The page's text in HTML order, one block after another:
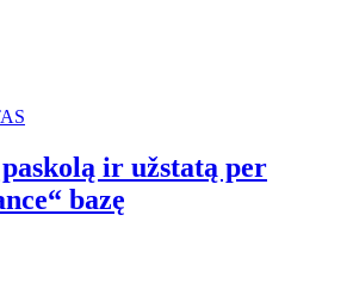
ir užstatą per
bazę